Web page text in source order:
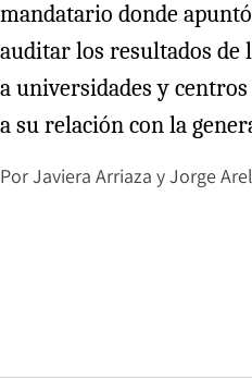
mandatario donde
auditar los resultados de
a universidades y
a su relación con la
PorJaviera Arriaza yJorge